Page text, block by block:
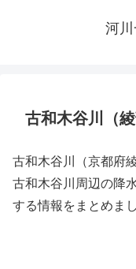
河
古和木谷川（
古和木谷川（京都府
古和木谷川周辺の降
する情報をまとめまし